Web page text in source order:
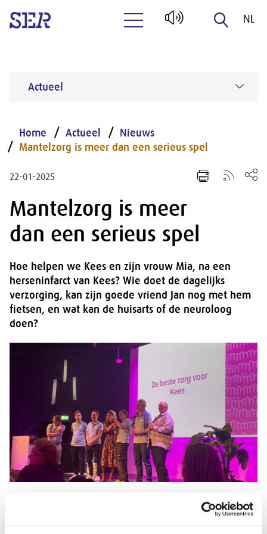
NL
Actueel
Home Actueel
Nieuws
Mantelzorg is meer dan een serieus spel
22-01-2025
Mantelzorg is meer
dan een serieus spel
Hoe helpen we Kees en zijn vrouw Mia, na een
herseninfarct van Kees? Wie doet de dagelijks
verzorging, kan zijn goede vriend Jan nog met hem
fietsen, en wat kan de huisarts of de neuroloog
doen?
Mantelzorg geven is een samenspel van veel mensen
die om de zorgvrager heen staan. Hoe werk je samen,